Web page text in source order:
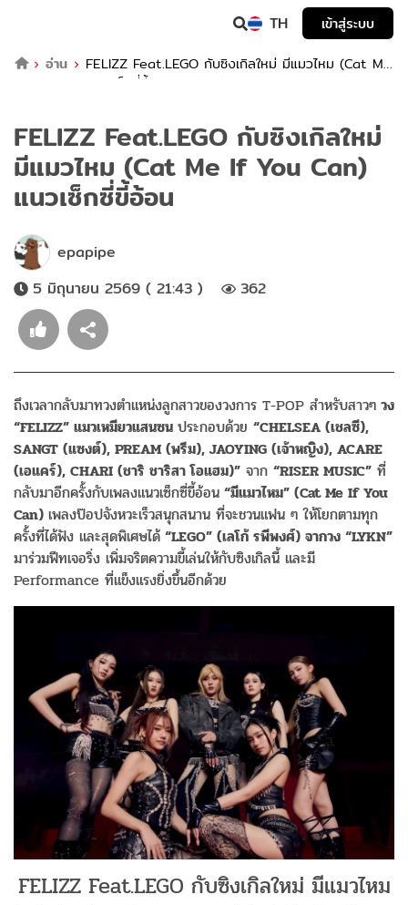
TH
เข้าสู่ระบบ
อ่าน
FELIZZ Feat.LEGO กับซิงเกิลใหม่ มีแมวไหม (Cat Me
If You Can) แนวเซ็กซี่ขี้อ้อน
FELIZZ Feat.LEGO กับซิงเกิลใหม่
มีแมวไหม (Cat Me If You Can)
แนวเซ็กซี่ขี้อ้อน
epapipe
5 มิถุนายน 2569 ( 21:43 )
362
ถึงเวลากลับมาทวงตำแหน่งลูกสาวของวงการ T-POP สำหรับสาวๆ วง
“FELIZZ” แมวเหมียวแสนซน ประกอบด้วย “CHELSEA (เชลซี),
SANGT (แซงต์), PREAM (พรีม), JAOYING (เจ้าหญิง), ACARE
(เอแคร์), CHARI (ชาริ ชาริสา โอแฮม)” จาก “RISER MUSIC” ที่
กลับมาอีกครั้งกับเพลงแนวเซ็กซี่ขี้อ้อน “มีแมวไหม” (Cat Me If You
Can) เพลงป๊อปจังหวะเร็วสนุกสนาน ที่จะชวนแฟน ๆ ให้โยกตามทุก
ครั้งที่ได้ฟัง และสุดพิเศษได้ “LEGO” (เลโก้ รพีพงศ์) จากวง “LYKN”
มาร่วมฟีทเจอริ่ง เพิ่มจริตความขี้เล่นให้กับซิงเกิลนี้ และมี
Performance ที่แข็งแรงยิ่งขึ้นอีกด้วย
FELIZZ Feat.LEGO กับซิงเกิลใหม่ มีแมวไหม